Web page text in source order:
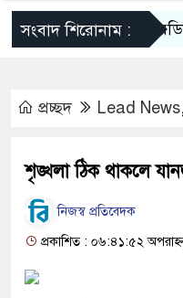
সংবাদ শিরোনাম :‘রেডিসন
প্রচ্ছদ Lead News
শৃঙ্খলা ঠিক থাকলে
নিজস্ব প্রতিবেদক
প্রকাশিত : ০৬:৪১:৫২